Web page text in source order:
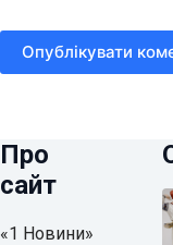
Опублікувати
Про
сайт
«1 Новини»